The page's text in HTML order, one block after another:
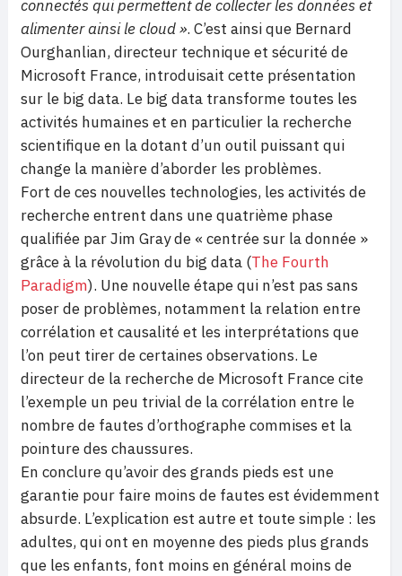
connectés qui permettent de collecter les données et
alimenter ainsi le cloud ». C’est ainsi que Bernard
Ourghanlian, directeur technique et sécurité de
Microsoft France, introduisait cette présentation
sur le big data. Le big data transforme toutes les
activités humaines et en particulier la recherche
scientifique en la dotant d’un outil puissant qui
change la manière d’aborder les problèmes.
Fort de ces nouvelles technologies, les activités de
recherche entrent dans une quatrième phase
qualifiée par Jim Gray de « centrée sur la donnée »
grâce à la révolution du big data (The Fourth
Paradigm). Une nouvelle étape qui n’est pas sans
poser de problèmes, notamment la relation entre
corrélation et causalité et les interprétations que
l’on peut tirer de certaines observations. Le
directeur de la recherche de Microsoft France cite
l’exemple un peu trivial de la corrélation entre le
nombre de fautes d’orthographe commises et la
pointure des chaussures.
En conclure qu’avoir des grands pieds est une
garantie pour faire moins de fautes est évidemment
absurde. L’explication est autre et toute simple : les
adultes, qui ont en moyenne des pieds plus grands
que les enfants, font moins en général moins de